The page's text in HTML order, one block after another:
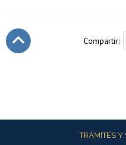
Compartir:
Más informaciónTRÁMITES Y